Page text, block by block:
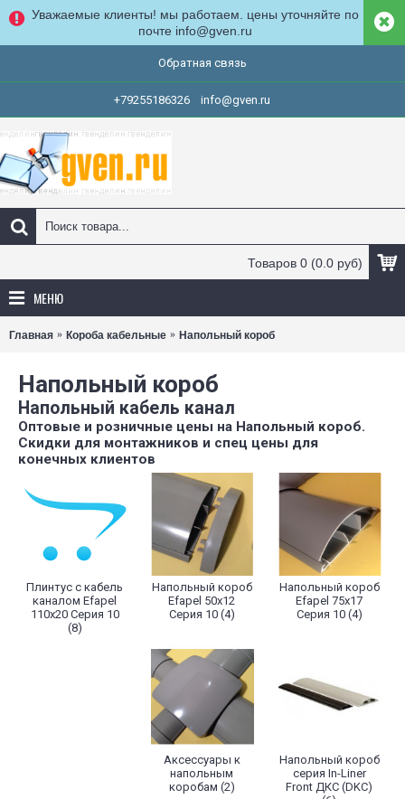
Уважаемые клиенты! мы работаем. цены уточняйте по
почте info@gven.ru
Обратная связь
+79255186326 info@gven.ru
Товаров 0 (0.0 руб)
МЕНЮ
Главная Короба кабельные Напольный короб
Напольный короб
Напольный кабель канал
Оптовые и розничные цены на Напольный короб.
Скидки для монтажников и спец цены для
конечных клиентов
Плинтус с кабель
каналом Efapel
110х20 Серия 10
(8)
Напольный короб
Efapel 50х12
Серия 10 (4)
Напольный короб
Efapel 75х17
Серия 10 (4)
Аксессуары к
напольным
коробам (2)
Напольный короб
серия In-Liner
Front ДКС (DKC)